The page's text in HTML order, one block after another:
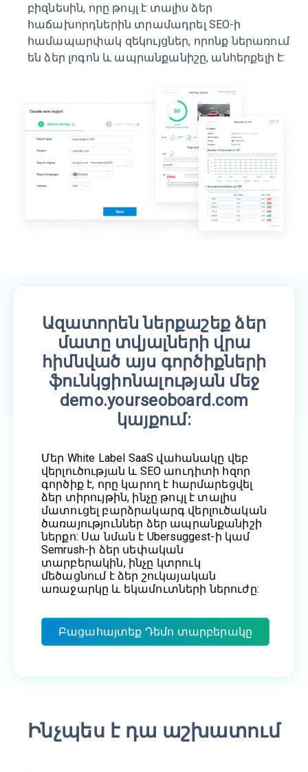
բիզնեսին, որը թույլ է տալիս ձեր
հաճախորդներին տրամադրել SEO-ի
համապարփակ զեկույցներ, որոնք ներառում
են ձեր լոգոն և ապրանքանիշը, անհերքելի է:
Ազատորեն ներքաշեք ձեր
մատը տվյալների վրա
հիմնված այս գործիքների
ֆունկցիոնալության մեջ
demo.yourseoboard.com
կայքում:
Մեր White Label SaaS վահանակը վեբ
վերլուծության և SEO աուդիտի հզոր
գործիք է, որը կարող է հարմարեցվել
ձեր տիրույթին, ինչը թույլ է տալիս
մատուցել բարձրակարգ վերլուծական
ծառայություններ ձեր ապրանքանիշի
ներքո: Սա նման է Ubersuggest-ի կամ
Semrush-ի ձեր սեփական
տարբերակին, ինչը կտրուկ
մեծացնում է ձեր շուկայական
առաջարկը և եկամուտների ներուժը:
Բացահայտեք Դեմո տարբերակը
Ինչպես է դա աշխատում